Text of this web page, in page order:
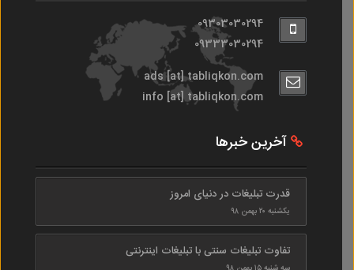
09303030294
09333030294
ads [at] tabliqkon.com
info [at] tabliqkon.com
آخرین خبرها
قدرت تبلیغات در دنیای امروز
یکشنبه ۲۰ بهمن ۹۸
تفاوت تبلیغات سنتی با تبلیغات اینترنتی